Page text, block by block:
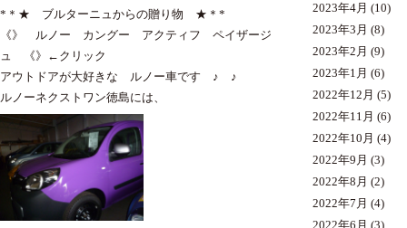
*＊★ ブルターニュからの贈り物 ★＊*
《》 ルノー カングー アクティフ ペイザージ
ュ 《》←クリック
アウトドアが大好きな ルノー車です ♪ ♪
ルノーネクストワン徳島には、
2023年4月 (10)
2023年3月 (8)
2023年2月 (9)
2023年1月 (6)
2022年12月 (5)
2022年11月 (6)
2022年10月 (4)
2022年9月 (3)
2022年8月 (2)
2022年7月 (4)
2022年6月 (3)